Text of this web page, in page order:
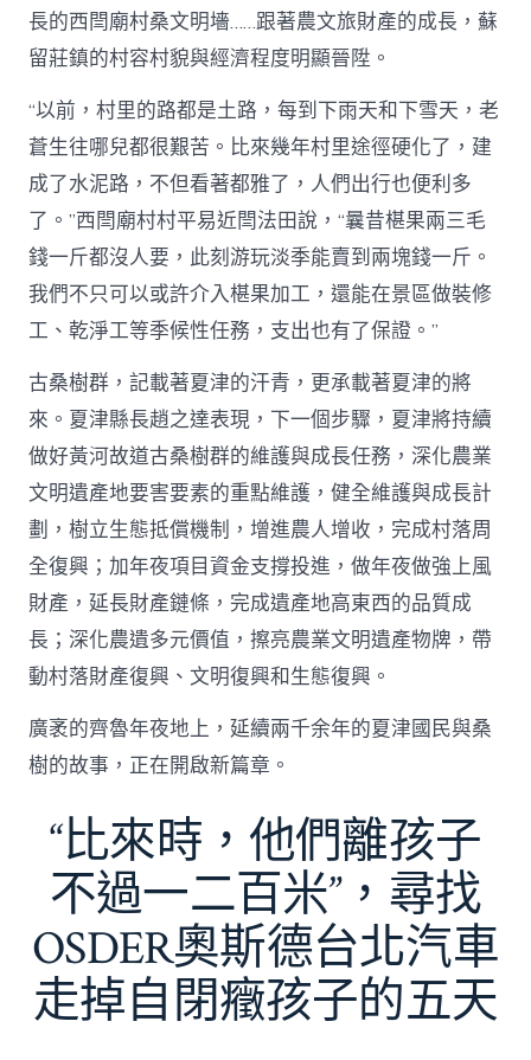
長的西閆廟村桑文明墻……跟著農文旅財產的成長，蘇
留莊鎮的村容村貌與經濟程度明顯晉陞。
“以前，村里的路都是土路，每到下雨天和下雪天，老
蒼生往哪兒都很艱苦。比來幾年村里途徑硬化了，建
成了水泥路，不但看著都雅了，人們出行也便利多
了。”西閆廟村村平易近閆法田說，“曩昔椹果兩三毛
錢一斤都沒人要，此刻游玩淡季能賣到兩塊錢一斤。
我們不只可以或許介入椹果加工，還能在景區做裝修
工、乾淨工等季候性任務，支出也有了保證。”
古桑樹群，記載著夏津的汗青，更承載著夏津的將
來。夏津縣長趙之達表現，下一個步驟，夏津將持續
做好黃河故道古桑樹群的維護與成長任務，深化農業
文明遺產地要害要素的重點維護，健全維護與成長計
劃，樹立生態抵償機制，增進農人增收，完成村落周
全復興；加年夜項目資金支撐投進，做年夜做強上風
財產，延長財產鏈條，完成遺產地高東西的品質成
長；深化農遺多元價值，擦亮農業文明遺產物牌，帶
動村落財產復興、文明復興和生態復興。
廣袤的齊魯年夜地上，延續兩千余年的夏津國民與桑
樹的故事，正在開啟新篇章。
“比來時，他們離孩子
不過一二百米”，尋找
OSDER奧斯德台北汽車
走掉自閉癥孩子的五天